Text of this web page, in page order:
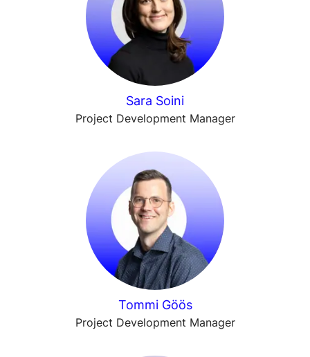
Sara Soini
Project Development Manager
Tommi Göös
Project Development Manager